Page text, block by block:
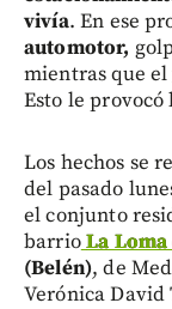
vivía. En ese
automotor,
mientras que el
Esto le
Los hechos se
del pasado
el conjunto
barrioLa
(Belén), de
Verónica David